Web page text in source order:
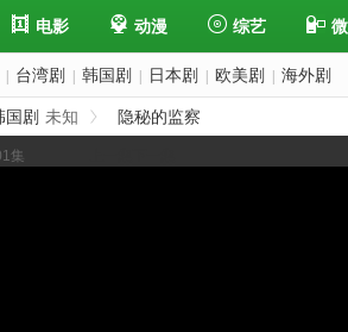
电影 动漫 综艺
台湾剧 韩国剧 日本剧 欧美剧 海外剧
国剧 未知 隐秘的监察
集